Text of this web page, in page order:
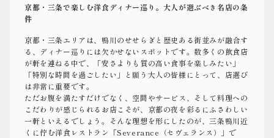
京都・三条で楽しむ洋食ディナー巡り。大人が選ぶべき名店の条
件
京都・三条エリアは、鴨川のせせらぎと歴史ある街並みが融合す
る、ディナー巡りには欠かせないスポットです。数多くの飲食店
が軒を連ねる中で、「安さよりも質の高い食事を楽しみたい」
「特別な時間を過ごしたい」と願う大人の皆様にとって、店選び
は非常に重要です。
ただお腹を満たすだけでなく、空間やサービス、そして料理への
こだわりが感じられるお店こそが、京都の夜を彩るにふさわしい
一軒といえるでしょう。そんな理想を形にしたのが、三条鴨川近
くに佇む洋食レストラン「Severance（セヴェランス）」で